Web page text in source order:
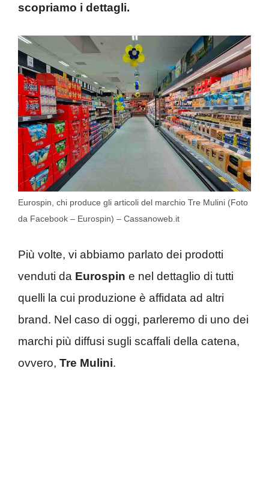
scopriamo i dettagli.
Eurospin, chi produce gli articoli del marchio Tre Mulini (Foto
da Facebook – Eurospin) – Cassanoweb.it
Più volte, vi abbiamo parlato dei prodotti
venduti da Eurospin e nel dettaglio di tutti
quelli la cui produzione è affidata ad altri
brand. Nel caso di oggi, parleremo di uno dei
marchi più diffusi sugli scaffali della catena,
ovvero, Tre Mulini.